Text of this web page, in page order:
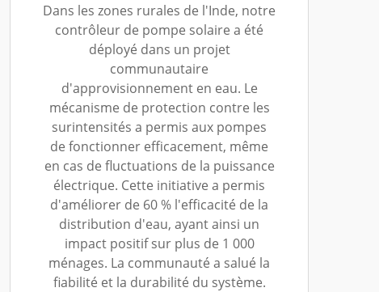
Dans les zones rurales de l'Inde, notre
contrôleur de pompe solaire a été
déployé dans un projet
communautaire
d'approvisionnement en eau. Le
mécanisme de protection contre les
surintensités a permis aux pompes
de fonctionner efficacement, même
en cas de fluctuations de la puissance
électrique. Cette initiative a permis
d'améliorer de 60 % l'efficacité de la
distribution d'eau, ayant ainsi un
impact positif sur plus de 1 000
ménages. La communauté a salué la
fiabilité et la durabilité du système.